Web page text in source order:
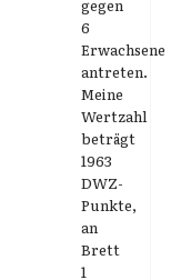
gegen
6
Erwachsene
antreten.
Meine
Wertzahl
beträgt
1963
DWZ-
Punkte,
an
Brett
1